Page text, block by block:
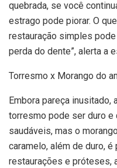
quebrada, se você
estrago pode piorar. O
restauração simples
perda do dente”, alerta a
Torresmo x Morango do
Embora pareça inusitado,
torresmo pode ser duro e
saudáveis, mas o
caramelo, além de duro,
restaurações e próteses,